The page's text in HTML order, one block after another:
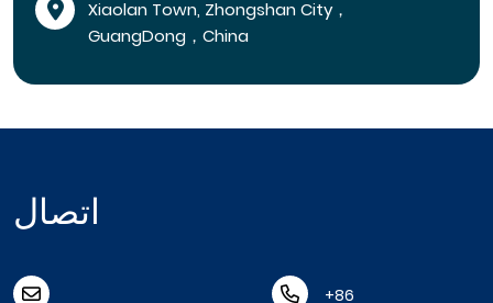
Xiaolan Town, Zhongshan City，
GuangDong，China
اتصال
+86